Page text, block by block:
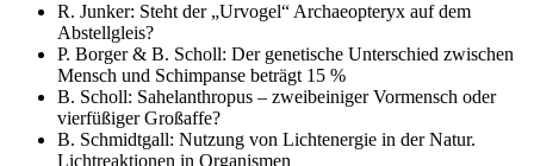
R. Junker: Steht der „Urvogel“ Archaeopteryx auf dem
Abstellgleis?
P. Borger & B. Scholl: Der genetische Unterschied zwischen
Mensch und Schimpanse beträgt 15 %
B. Scholl: Sahelanthropus – zweibeiniger Vormensch oder
vierfüßiger Großaffe?
B. Schmidtgall: Nutzung von Lichtenergie in der Natur.
Lichtreaktionen in Organismen